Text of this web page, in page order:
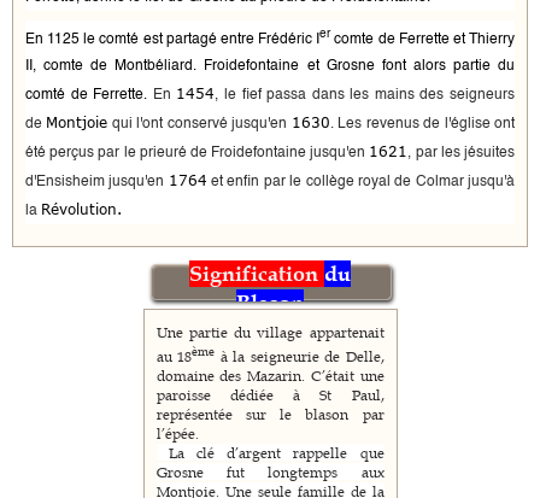
En 1125 le comté est partagé entre Frédéric Ier comte de Ferretteet Thierry
II, comte de
Montbéliard . Froidefontaine et Grosne font alors partie du
comté de Ferrette. En 1454, le fief passa dans les mains des seigneurs
de Montjoie qui l'ont conservéjusqu'en 1630. Les revenus de l'église ont
été perçus par le prieuré de Froidefontaine jusqu'en 1621 , par les jésuites
d'Ensisheimjusqu'en 1764 et enfin par le collège royal de Colmar jusqu'à
la Révolution.
Signification du
Blason
Une partie du village appartenait
au 18ème à la seigneurie de Delle,
domaine des Mazarin. C’était une
paroisse dédiée à St Paul,
représentée sur le blason par
l’épée.
La clé d’argent rappelle que
Grosne fut longtemps aux
Montjoie. Une seule famille de la